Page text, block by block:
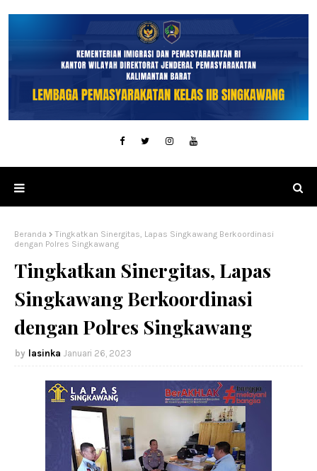
Beranda
Tingkatkan Sinergitas, Lapas Singkawang Berkoordinasi
dengan Polres Singkawang
Tingkatkan Sinergitas, Lapas
Singkawang Berkoordinasi
dengan Polres Singkawang
lasinka Januari 26, 2023